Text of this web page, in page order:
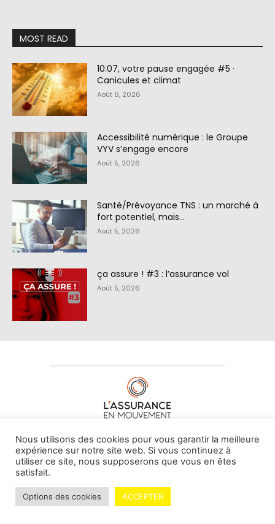
MOST READ
10:07, votre pause engagée #5 ·
Canicules et climat
Août 6, 2026
Accessibilité numérique : le Groupe
VYV s’engage encore
Août 5, 2026
Santé/Prévoyance TNS : un marché à
fort potentiel, mais…
Août 5, 2026
ça assure ! #3 : l’assurance vol
Août 5, 2026
À PROPOS DE NOUS•CONTACT
© L'assurance en mouvement -By Vovoxx Média
Mentions légales Contributeurs
Nous utilisons des cookies pour vous garantir la meilleure
expérience sur notre site web. Si vous continuez à
utiliser ce site, nous supposerons que vous en êtes
satisfait.
Options des cookies ACCEPTER